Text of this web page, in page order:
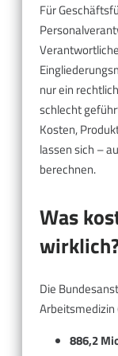
Für
nur ein
schlecht
Kosten,
lassen sich –
berechnen.
Was
Die
Arbeitsmedizin
886,2